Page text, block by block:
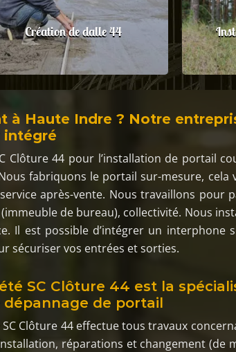
Création de dalle 44
Haute Indre ? Notre
Clôture 44 pour l’installation de portail
fabriquons le portail sur-mesure, cela
après-vente. Nous travaillons pour
de bureau), collectivité. Nous
Il est possible d’intégrer un interphone
sécuriser vos entrées et sorties.
SC Clôture 44 est la
dépannage de portail
SC Clôture 44 effectue tous travaux
réparations et changement (de